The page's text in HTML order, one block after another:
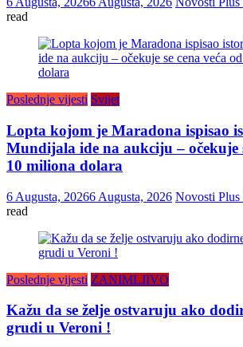
read
Poslednje vijesti Svijet
Lopta kojom je Maradona ispisao
Mundijala ide na aukciju – očekuje
10 miliona dolara
6 Augusta, 20266 Augusta, 2026 Novosti Plus
read
Poslednje vijesti ZANIMLJIVO
Kažu da se želje ostvaruju ako
grudi u Veroni !